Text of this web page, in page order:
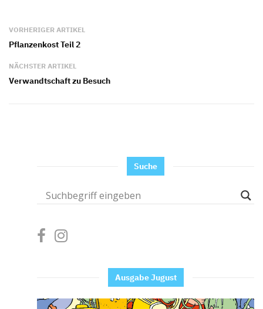
VORHERIGER ARTIKEL
Pflanzenkost Teil 2
NÄCHSTER ARTIKEL
Verwandtschaft zu Besuch
Suche
Ausgabe Jugust